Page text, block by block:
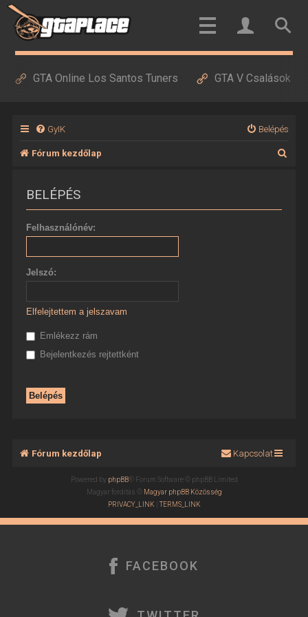
GTA Online Los Santos Tuners GTA V Csalások
GyIK Belépés
Fórum kezdőlap
BELÉPÉS
Felhasználónév:
Jelszó:
Elfelejtettem a jelszavam
Emlékezz rám
Bejelentkezés rejtettként
Fórum kezdőlap Kapcsolat
Powered by phpBB® Forum Software © phpBB Limited
Magyar fordítás © Magyar phpBB Közösség
PRIVACY_LINK |TERMS_LINK
FACEBOOK